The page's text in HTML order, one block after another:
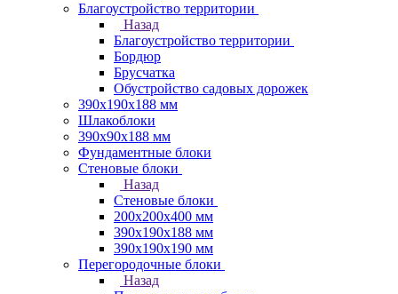
Благоустройство территории
Назад
Благоустройство территории
Бордюр
Брусчатка
Обустройство садовых дорожек
390х190х188 мм
Шлакоблоки
390х90х188 мм
Фундаментные блоки
Стеновые блоки
Назад
Стеновые блоки
200х200х400 мм
390х190х188 мм
390х190х190 мм
Перегородочные блоки
Назад